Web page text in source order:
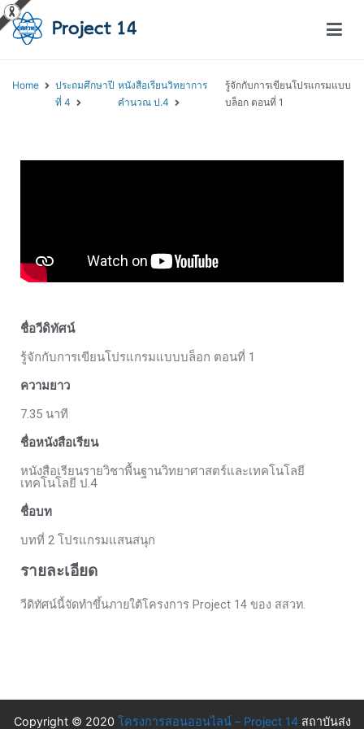
Home
ประถมศึกษาปี
ที่ 4
หนังสือเรียนวิทยาการ
คำนวณ ป.4
รู้จักกับการเขียนโปรแกรมแบบ
บล็อก ตอนที่ 1
ชื่อวีดิทัศน์
รู้จักกับการเขียนโปรแกรมแบบบล็อก ตอนที่ 1
ความยาว
7.35 นาที
ชื่อหนังสือเรียน
หนังสือเรียนรายวิชาพื้นฐานวิทยาศาสตร์และเทคโนโลยี
เทคโนโลยี ป.4​
ชื่อบท
บทที่ 2 โปรแกรมแสนสนุก
รายละเอียด
วีดิทัศน์นี้จัดทำขึ้นภายใต้โครงการ Project 14 ของ สสวท.
Copyright © 2020 โครงการสอนออนไลน์ – Project 14สถาบันส่ง